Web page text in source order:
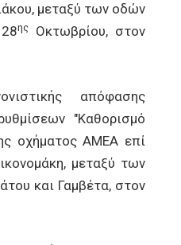
μεταξύ των οδών
ης
Οκτωβρίου, στον
απόφασης
"Καθορισμό
οχήματος ΑΜΕΑ επί
μεταξύ των
και Γαμβέτα, στον